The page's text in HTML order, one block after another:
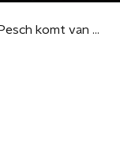
Up-and-comer Oliver Pesch komt van zelfde muziekschool als Duncan Laurence